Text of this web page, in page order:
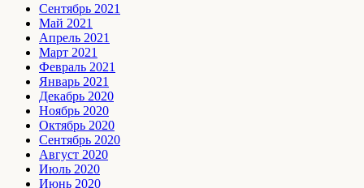
Сентябрь 2021
Май 2021
Апрель 2021
Март 2021
Февраль 2021
Январь 2021
Декабрь 2020
Ноябрь 2020
Октябрь 2020
Сентябрь 2020
Август 2020
Июль 2020
Июнь 2020